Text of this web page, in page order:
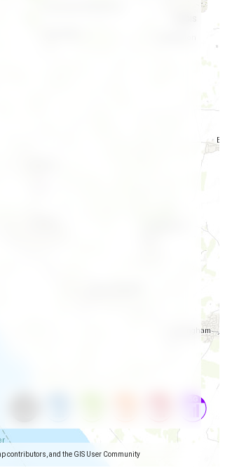
contributors, and the GIS User Community